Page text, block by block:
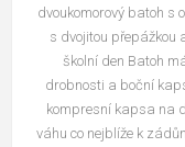
dvoukomorový batoh s
s dvojitou přepážkou
školní den Batoh
drobnosti a boční
kompresní kapsa na
váhu co nejblíže k